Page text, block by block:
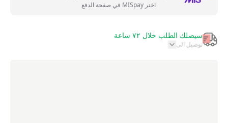
اختر MISpay في صفحة الدفع
سيصلك الطلب خلال ٧٢ ساعة
توصيل الى